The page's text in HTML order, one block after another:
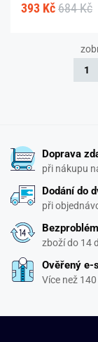
393 Kč 684 Kč
1
Doprava
při nákupu
Dodání do
při
zboží do 14
Ověřený e-
Více než